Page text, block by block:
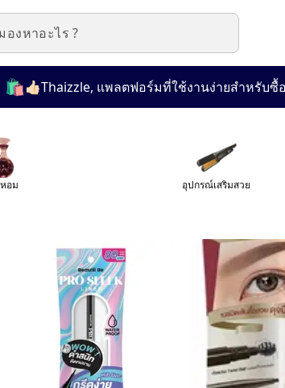
แพลตฟอร์มที่ใช้งานง่ายสำหรับซื้อและขายสิน
อม อุปกรณ์เสริมสวย